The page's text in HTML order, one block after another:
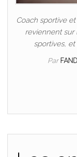
Coach sportive
reviennent sur
sportives,
Par